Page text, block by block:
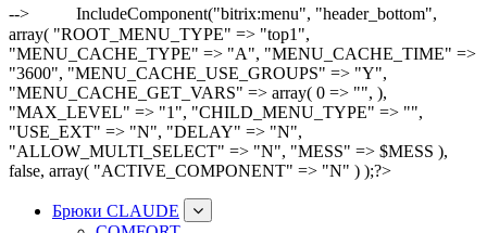
-->
IncludeComponent("bitrix:menu", "header_bottom",
array( "ROOT_MENU_TYPE" => "top1",
"MENU_CACHE_TYPE" => "A", "MENU_CACHE_TIME" =>
"3600", "MENU_CACHE_USE_GROUPS" => "Y",
"MENU_CACHE_GET_VARS" => array( 0 => "", ),
"MAX_LEVEL" => "1", "CHILD_MENU_TYPE" => "",
"USE_EXT" => "N", "DELAY" => "N",
"ALLOW_MULTI_SELECT" => "N", "MESS" => $MESS ),
false, array( "ACTIVE_COMPONENT" => "N" ) );?>
Брюки CLAUDE